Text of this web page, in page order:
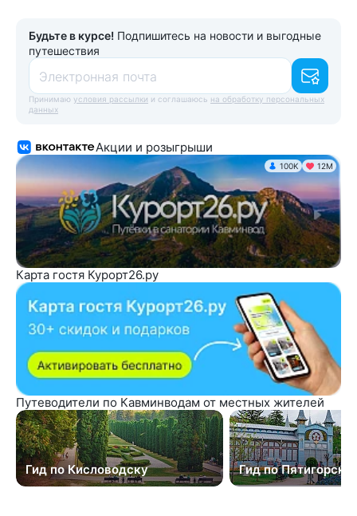
Будьте в курсе! Подпишитесь на новости и выгодные
путешествия
Электронная почта
Принимаю условия рассылки и соглашаюсь на обработку персональных
данных
Акции и розыгрыши
100K 12М
Карта гостя Курорт26.ру
Путеводители по Кавминводам от местных жителей
Гид по Кисловодску Гид по Пятигорску